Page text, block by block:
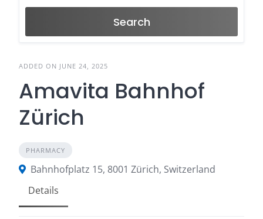
Search
ADDED ON JUNE 24, 2025
Amavita Bahnhof
Zürich
PHARMACY
Bahnhofplatz 15, 8001 Zürich, Switzerland
Details